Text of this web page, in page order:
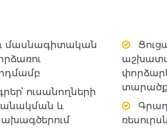
մասնագիտական
ուսանողների
և